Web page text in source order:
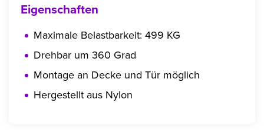
Eigenschaften
Maximale Belastbarkeit: 499 KG
Drehbar um 360 Grad
Montage an Decke und Tür möglich
Hergestellt aus Nylon